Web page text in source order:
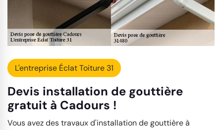
L'entreprise Éclat Toiture 31
Devis installation de gouttière
gratuit à Cadours !
Vous avez des travaux d'installation de gouttière à